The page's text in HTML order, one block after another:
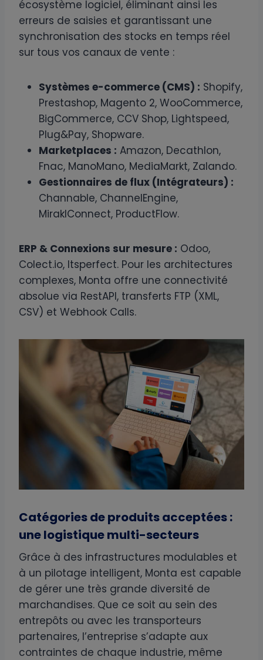
écosystème logiciel, éliminant ainsi les
erreurs de saisies et garantissant une
synchronisation des stocks en temps réel
sur tous vos canaux de vente :
Systèmes e-commerce (CMS) : Shopify,
Prestashop, Magento 2, WooCommerce,
BigCommerce, CCV Shop, Lightspeed,
Plug&Pay, Shopware.
Marketplaces : Amazon, Decathlon,
Fnac, ManoMano, MediaMarkt, Zalando.
Gestionnaires de flux (Intégrateurs) :
Channable, ChannelEngine,
MiraklConnect, ProductFlow.
ERP & Connexions sur mesure : Odoo,
Colect.io, Itsperfect. Pour les architectures
complexes, Monta offre une connectivité
absolue via RestAPI, transferts FTP (XML,
CSV) et Webhook Calls.
Catégories de produits acceptées :
une logistique multi-secteurs
Grâce à des infrastructures modulables et
à un pilotage intelligent, Monta est capable
de gérer une très grande diversité de
marchandises. Que ce soit au sein des
entrepôts ou avec les transporteurs
partenaires, l’entreprise s’adapte aux
contraintes de chaque industrie, même